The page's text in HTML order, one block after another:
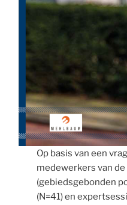
Op basis van een
medewerkers van
(gebiedsgebonden
(N=41) en